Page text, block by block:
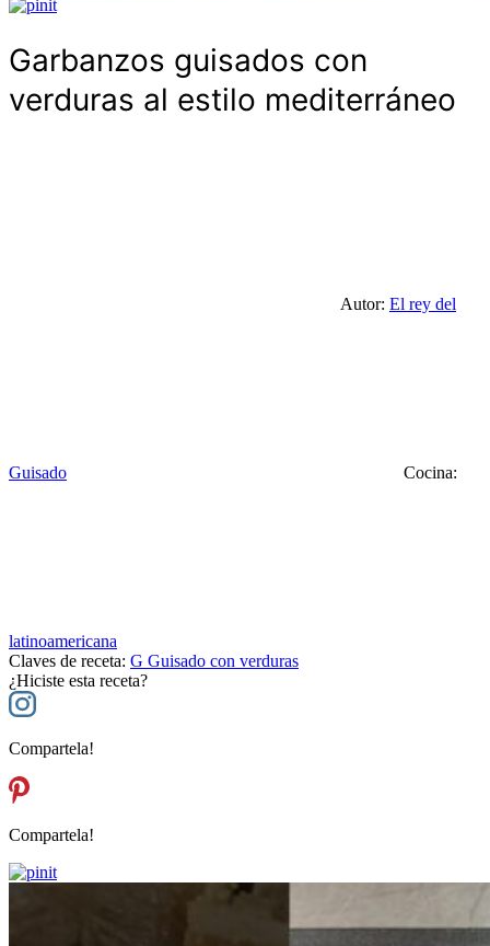
Garbanzos guisados con
verduras al estilo mediterráneo
Autor: El rey del
Guisado Cocina:
latinoamericana
Claves de receta: G Guisado con verduras
¿Hiciste esta receta?
Compartela!
Compartela!